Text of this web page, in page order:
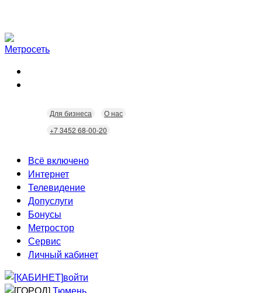
Для бизнеса
О нас
+7 3452 68-00-20
Всё включено
Интернет
Скорость
Безопасность
Wi-Fi
Технологии
Телевидение
Кабельное ТВ
Интерактивное ТВ
Допуслуги
Видеонаблюдение
Домофония
Бонусы
Статусы
Бонусы
Скидки
Метростор
Сервис
Неисправности
Домовые сети
Личный кабинет
войти